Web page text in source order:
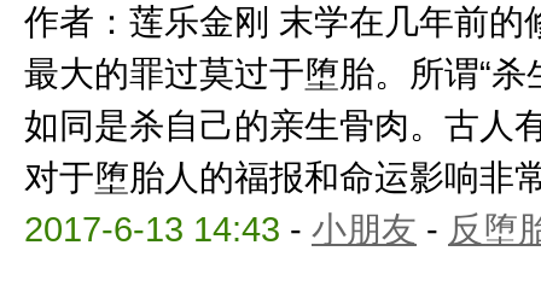
作者：莲乐金刚 末学在几年前的
最大的罪过莫过于堕胎。所谓“
如同是杀自己的亲生骨肉。古人
对于堕胎人的福报和命运影响非
2017-6-13 14:43 - 小朋友 - 反堕